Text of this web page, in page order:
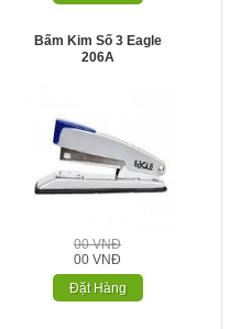
Bấm Kim Số 3 Eagle
206A
00 VNĐ
00 VNĐ
Đặt Hàng